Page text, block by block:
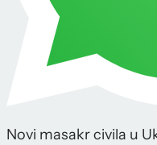
Novi masakr civila u